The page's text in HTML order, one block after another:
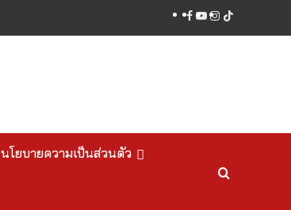
facebook
youtube
instagram
tiktok
นโยบายความเป็นส่วนตัว